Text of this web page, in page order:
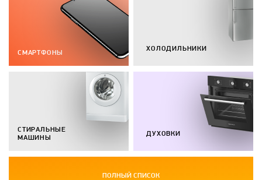
СМАРТФОНЫ
СТИРАЛЬНЫЕ
МАШИНЫ
ХОЛОДИЛЬНИКИ
ДУХОВКИ
ПОЛНЫЙ СПИСОК